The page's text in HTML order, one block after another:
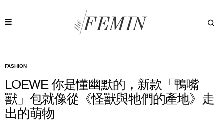
FASHION
LOEWE 你是懂幽默的，新款「鴨嘴
獸」包就像從《怪獸與牠們的產地》走
出的萌物